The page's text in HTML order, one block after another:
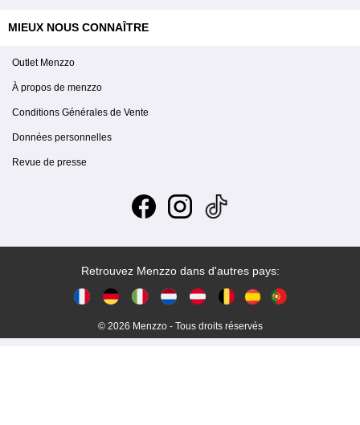
MIEUX NOUS CONNAÎTRE
Outlet Menzzo
À propos de menzzo
Conditions Générales de Vente
Données personnelles
Revue de presse
Retrouvez Menzzo dans d'autres pays:
© 2026 Menzzo - Tous droits réservés